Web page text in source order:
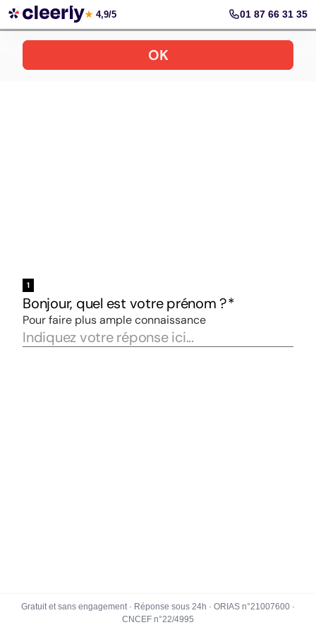
Votre simulation gratuite et personnalisée
★ 4,9/5 01 87 66 31 35
Gratuit et sans engagement · Réponse sous 24h · ORIAS n°21007600 ·
CNCEF n°22/4995